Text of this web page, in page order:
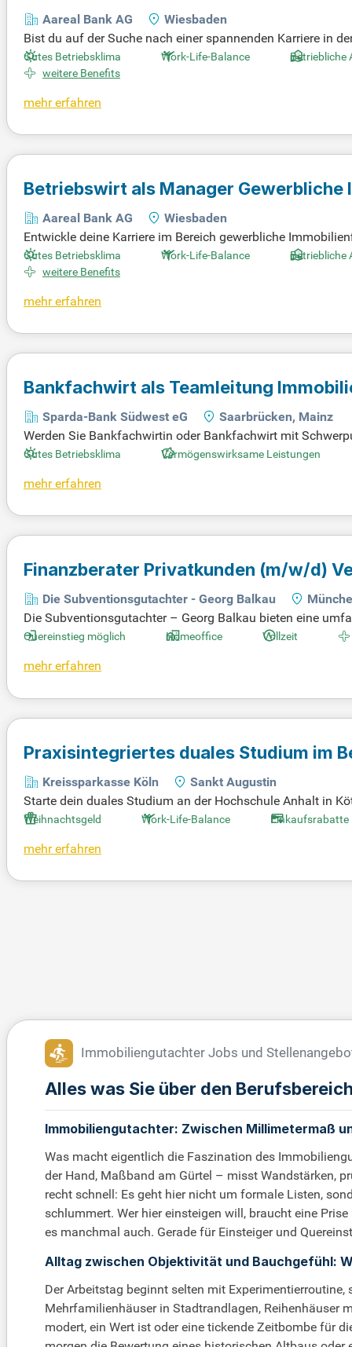
Aareal Bank AG
Wiesbaden
Bist du auf der Suche nach einer spannenden Karriere in
Betriebswirtschaft oder ähnlichen Qualifikationen. Du
gen. Ein gutes Technologieverständnis und Kenntnisse in
ewerbung – vielleicht bist du genau der richtige Kandidat
Gutes Betriebsklima Work-Life-Balance Betriebliche
weitere Benefits
mehr erfahren
Betriebswirt als Manager
Aareal Bank AG
Wiesbaden
Entwickle deine Karriere im Bereich gewerbliche
erufserfahrung. Begeisterung für Zukunftstechnologien
crosoft-Produkten und SAP mitbringen. Zudem erwarten
Gutes Betriebsklima Work-Life-Balance Betriebliche
weitere Benefits
mehr erfahren
Bankfachwirt als Teamleitung
Sparda-Bank Südwest eG
Saarbrücken, Mainz
Werden Sie Bankfachwirtin oder Bankfachwirt mit
Fachkräfte mit mehrjähriger Erfahrung in
nterstützung für Ihre Weiterbildung und attraktive
Gutes Betriebsklima Vermögenswirksame Leistungen
mehr erfahren
Finanzberater Privatkunden (m/w/d)
Die Subventionsgutachter - Georg Balkau
Die Subventionsgutachter – Georg Balkau bieten eine
durchschnittlich 1.400 € an staatlichen Förderungen und
weiterführende Informationen und wertvolle Tipps.
Quereinstieg möglich Homeoffice Vollzeit
mehr erfahren
Praxisintegriertes duales Studium im
Kreissparkasse Köln
Sankt Augustin
Starte dein duales Studium an der Hochschule Anhalt in
melst du die andere Hälfte wertvolle praktische
orsorge bist du bestens abgesichert. Profitiere von einer
Weihnachtsgeld Work-Life-Balance Einkaufsrabatte
mehr erfahren
Immobiliengutachter Jobs und
Alles was Sie über den
Immobiliengutachter: Zwischen Millimetermaß
Was macht eigentlich die Faszination des
der Hand, Maßband am Gürtel – misst Wandstärken,
recht schnell: Es geht hier nicht um formale Listen,
schlummert. Wer hier einsteigen will, braucht eine
es manchmal auch. Gerade für Einsteiger und
Alltag zwischen Objektivität und Bauchgefühl:
Der Arbeitstag beginnt selten mit
Mehrfamilienhäuser in Stadtrandlagen, Reihenhäuser
modert, ein Wert ist oder eine tickende Zeitbombe für